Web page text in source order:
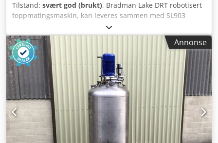
Tilstand: svært god (brukt), Bradman Lake DRT robotisert
toppmatingsmaskin, kan leveres sammen med SL903
kartongmaskin. Denne linjen ble brukt til å pakke
müslibarer i små og store kartonger for et ledende britisk
merke innen naturlige müslibarer. Utstyret ble tatt ut av
produksjon først i begynnelsen av september 2023. Dedpfx
Ajn Uph Uomljck
Annonse